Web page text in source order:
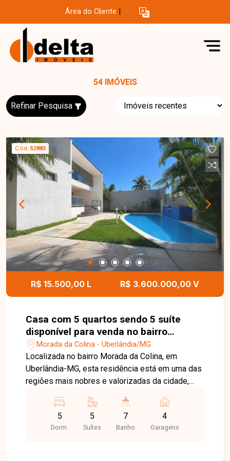
Área do Cliente
54 IMÓVEIS
Refinar Pesquisa
Cód. 52883
R$ 15.500,00 L R$ 3.600.000,00 V
Casa com 5 quartos sendo 5 suíte
disponível para venda no bairro
Morada da Colina em Uberlândia-MG
Morada da Colina - Uberlândia/MG
Localizada no bairro Morada da Colina, em
Uberlândia-MG, esta residência está em uma das
regiões mais nobres e valorizadas da cidade,
principais vias e proximidade com escolas,
supermercados, restaurantes, centros comerciais
e diversos serviços. O bairro oferece segurança,
5
Dorm.
5
Suítes
7
Banho
4
Garagens